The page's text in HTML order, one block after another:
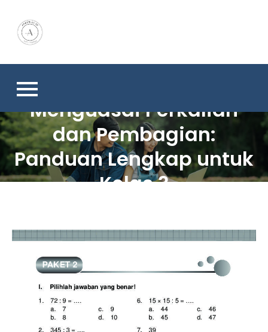
content
Menguasai Perkalian
dan Pembagian:
Panduan Lengkap untuk
Kelas 3